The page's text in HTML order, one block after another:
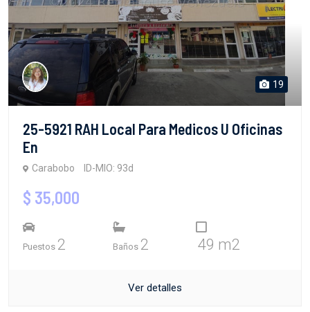
19
25-5921 RAH Local Para Medicos U Oficinas
En
Carabobo ID-MIO: 93d
$ 35,000
Puestos 2 Baños 2 49 m2
Ver detalles